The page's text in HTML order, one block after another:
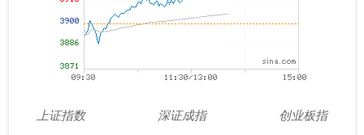
上证指数
深证成指
创业板指